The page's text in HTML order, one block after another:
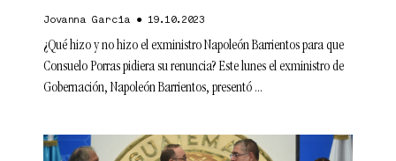
Jovanna Garcia 19.10.2023
¿Qué hizo y no hizo el exministro Napoleón Barrientos para que
Consuelo Porras pidiera su renuncia? Este lunes el exministro de
Gobernación, Napoleón Barrientos, presentó